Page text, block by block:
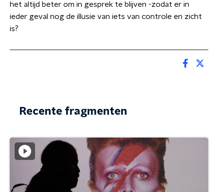
het altijd beter om in gesprek te blijven -zodat er in
ieder geval nog de illusie van iets van controle en zicht
is?
Recente fragmenten